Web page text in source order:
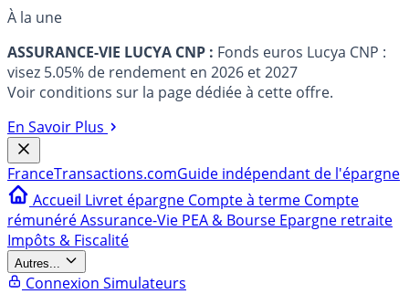
À la une
ASSURANCE-VIE LUCYA CNP : Fonds euros Lucya CNP :
visez 5.05% de rendement en 2026 et 2027
Voir conditions sur la page dédiée à cette offre.
En Savoir Plus
FranceTransactions.comGuide indépendant de l'épargne
Accueil Livret épargne Compte à terme Compte
rémunéréAssurance-Vie PEA & Bourse Epargne retraite
Impôts & Fiscalité
Autres...
Connexion Simulateurs